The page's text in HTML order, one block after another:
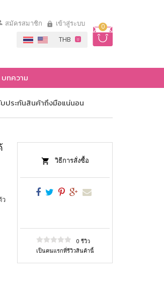
0
สมัครสมาชิก เข้าสู่ระบบ
บทความ
ประกันสินค้าถึงมือแน่นอน
ว
วิธีการสั่งซื้อ
0 รีวิว
เป็นคนแรกที่รีวิวสินค้านี้